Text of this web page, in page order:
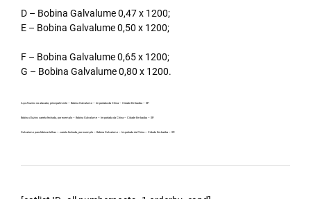
D – Bobina Galvalume 0,47 x 1200;
E – Bobina Galvalume 0,50 x 1200;
F – Bobina Galvalume 0,65 x 1200;
G – Bobina Galvalume 0,80 x 1200.
Aço Aluzinc no atacado, principalmente – Bobina Galvalume – Importada da China – Cidade Embaúba – SP.
Bobina Aluzinc carreta fechada, por exemplo – Bobina Galvalume – Importada da China – Cidade Embaúba – SP.
Galvalume para fabricar telhas – carreta fechada, por exemplo – Bobina Galvalume – Importada da China – Cidade Embaúba – SP.